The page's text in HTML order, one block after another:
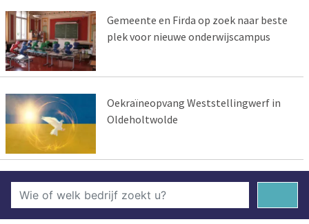
Gemeente en Firda op zoek naar beste
plek voor nieuwe onderwijscampus
Oekraïneopvang Weststellingwerf in
Oldeholtwolde